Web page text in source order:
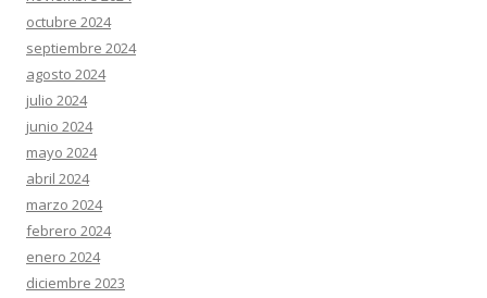
octubre 2024
septiembre 2024
agosto 2024
julio 2024
junio 2024
mayo 2024
abril 2024
marzo 2024
febrero 2024
enero 2024
diciembre 2023